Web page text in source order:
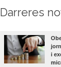
Darreres
i